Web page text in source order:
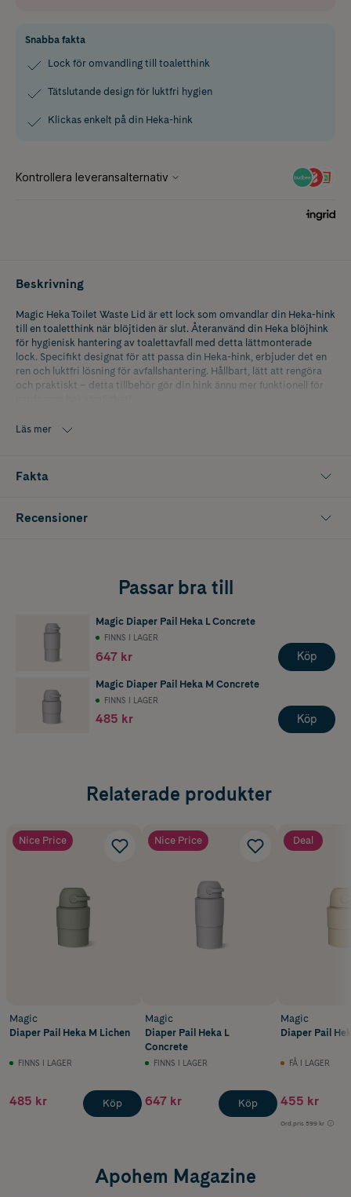
Snabba fakta
Lock för omvandling till toaletthink
Tätslutande design för luktfri hygien
Klickas enkelt på din Heka-hink
Beskrivning
Magic Heka Toilet Waste Lid är ett lock som omvandlar din Heka-hink
till en toaletthink när blöjtiden är slut. Återanvänd din Heka blöjhink
för hygienisk hantering av toalettavfall med detta lättmonterade
lock. Specifikt designat för att passa din Heka-hink, erbjuder det en
ren och luktfri lösning för avfallshantering. Hållbart, lätt att rengöra
och praktiskt – detta tillbehör gör din hink ännu mer funktionell för
Läs mer
Fakta
Recensioner
Passar bra till
Magic Diaper Pail Heka L Concrete
FINNS I LAGER
647 kr Köp
Magic Diaper Pail Heka M Concrete
FINNS I LAGER
485 kr Köp
Relaterade produkter
Nice Price
Magic
Diaper Pail Heka M Lichen
FINNS I LAGER
485 kr Köp
Nice Price
Magic
Diaper Pail Heka L
Concrete
FINNS I LAGER
647 kr Köp
Deal
Magic
Diaper Pail
FÅ I LAGER
455 kr
Ord.pris 599 kr
Apohem Magazine